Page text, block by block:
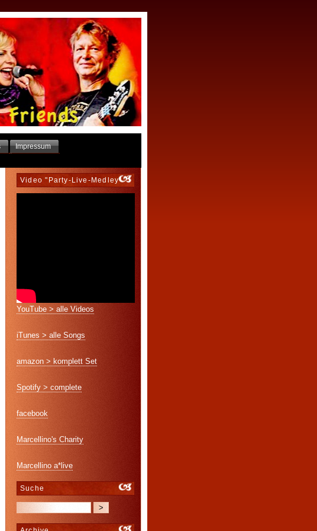
Impressum
Video "Party-Live-Medley"
YouTube > alle Videos
iTunes > alle Songs
amazon > komplett Set
Spotify > complete
facebook
Marcellino's Charity
Marcellino a*live
Suche